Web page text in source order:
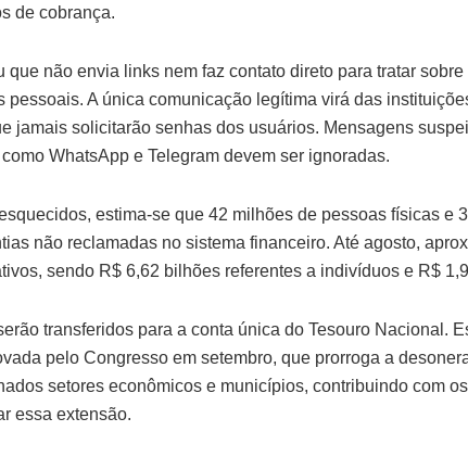
de cobrança.
que não envia links nem faz contato direto para tratar
pessoais. A única comunicação legítima virá das
jamais solicitarão senhas dos usuários. Mensagens
WhatsApp e Telegram devem ser ignoradas.
estima-se que 42 milhões de pessoas físicas e
não reclamadas no sistema financeiro. Até agosto,
sendo R$ 6,62 bilhões referentes a indivíduos e R$
transferidos para a conta única do Tesouro Nacional.
pelo Congresso em setembro, que prorroga a
setores econômicos e municípios, contribuindo com
essa extensão.